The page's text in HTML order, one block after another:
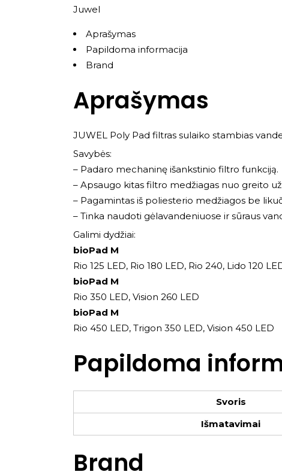
Juwel
Aprašymas
Papildoma informacija
Brand
Aprašymas
JUWEL Poly Pad filtras sulaiko stambias
Savybės:
– Padaro mechaninę išankstinio filtro funkciją.
– Apsaugo kitas filtro medžiagas nuo greito
– Pagamintas iš poliesterio medžiagos be
– Tinka naudoti gėlavandeniuose ir sūraus
Galimi dydžiai:
bioPad M
Rio 125 LED, Rio 180 LED, Rio 240, Lido 120
bioPad M
Rio 350 LED, Vision 260 LED
bioPad M
Rio 450 LED, Trigon 350 LED, Vision 450 LED
Papildoma
Svoris
Išmatavimai
Brand